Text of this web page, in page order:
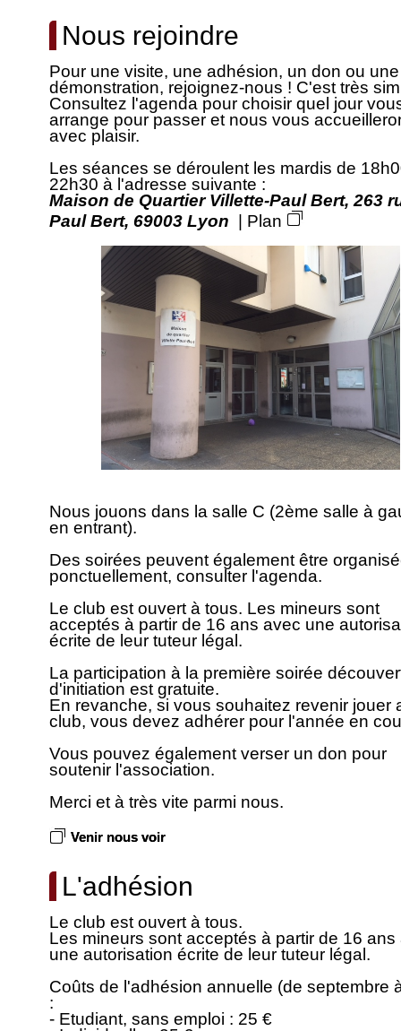
Nous rejoindre
Pour une visite, une adhésion, un don ou une
démonstration, rejoignez-nous ! C'est très
Consultez l'agenda pour choisir quel jour
arrange pour passer et nous vous
avec plaisir.
Les séances se déroulent les mardis de
22h30 à l'adresse suivante :
Maison de Quartier Villette-Paul Bert, 263
Paul Bert, 69003 Lyon
Plan
Nous jouons dans la salle C (2ème salle à
en entrant).
Des soirées peuvent également être
ponctuellement, consulter l'agenda.
Le club est ouvert à tous. Les mineurs sont
acceptés à partir de 16 ans avec une
écrite de leur tuteur légal.
La participation à la première soirée
d'initiation est gratuite.
En revanche, si vous souhaitez revenir jouer
club, vous devez adhérer pour l'année en
Vous pouvez également verser un don pour
soutenir l'association.
Merci et à très vite parmi nous.
Venir nous voir
L'adhésion
Le club est ouvert à tous.
Les mineurs sont acceptés à partir de 16 ans
une autorisation écrite de leur tuteur légal.
Coûts de l'adhésion annuelle (de septembre
:
- Etudiant, sans emploi : 25 €